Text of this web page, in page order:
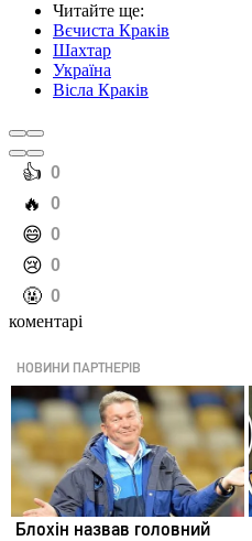
Читайте ще:
Вєчиста Краків
Шахтар
Україна
Вісла Краків
️👍 0
️🔥 0
️😄 0
️😢 0
️🤬 0
коментарі